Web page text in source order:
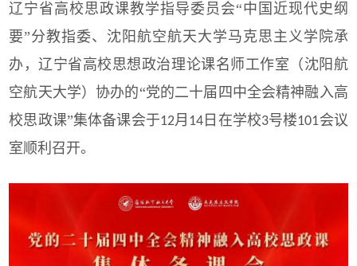
辽宁省高校思政课教学指导委员会“中国近现代史纲
要”分教指委、沈阳航空航天大学马克思主义学院承
办，辽宁省高校思想政治理论课名师工作室（沈阳航
空航天大学）协办的“党的二十届四中全会精神融入高
校思政课”集体备课会于12月 14 日在学校3号楼101会议
室顺利召开。